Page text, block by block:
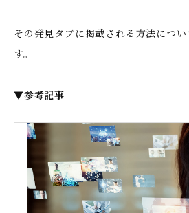
その発見タブに掲載される方法につ
す。
▼参考記事